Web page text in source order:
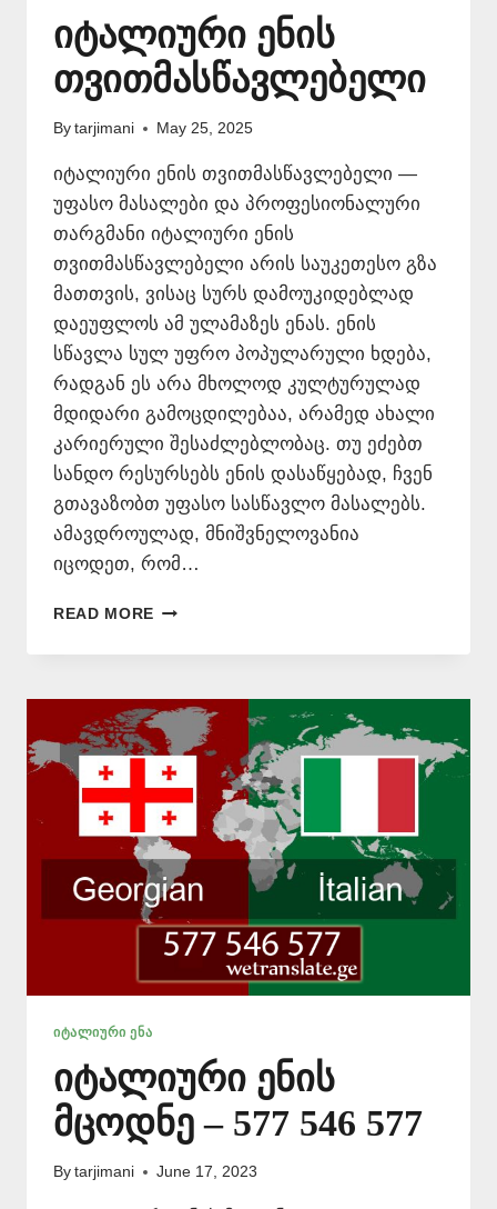
იტალიური ენის
თვითმასწავლებელი
By tarjimani May 25, 2025
იტალიური ენის თვითმასწავლებელი —
უფასო მასალები და პროფესიონალური
თარგმანი იტალიური ენის
თვითმასწავლებელი არის საუკეთესო გზა
მათთვის, ვისაც სურს დამოუკიდებლად
დაეუფლოს ამ ულამაზეს ენას. ენის
სწავლა სულ უფრო პოპულარული ხდება,
რადგან ეს არა მხოლოდ კულტურულად
მდიდარი გამოცდილებაა, არამედ ახალი
კარიერული შესაძლებლობაც. თუ ეძებთ
სანდო რესურსებს ენის დასაწყებად, ჩვენ
გთავაზობთ უფასო სასწავლო მასალებს.
ამავდროულად, მნიშვნელოვანია
იცოდეთ, რომ…
READ MORE ᲘᲢᲐᲚᲘᲣᲠᲘ
ᲗᲕᲘᲗᲛᲐᲡᲬᲐᲕᲚᲔᲑᲔᲚᲘ
ᲘᲢᲐᲚᲘᲣᲠᲘ ᲔᲜᲐ
იტალიური ენის
მცოდნე – 577 546 577
By tarjimani June 17, 2023